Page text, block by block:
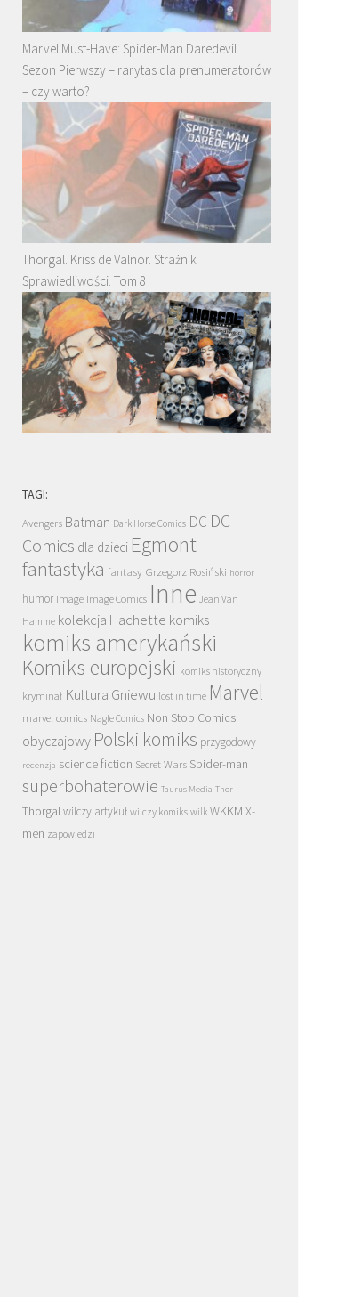
Marvel Must-Have: Spider-Man Daredevil.
Sezon Pierwszy – rarytas dla prenumeratorów
– czy warto?
Thorgal. Kriss de Valnor. Strażnik
Sprawiedliwości. Tom 8
TAGI:
Avengers Batman Dark Horse Comics DC DC
Comics dla dzieci Egmont
fantastyka fantasy Grzegorz Rosiński horror
humor Image Image Comics Inne Jean Van
Hamme kolekcja Hachette komiks
komiks amerykański
Komiks europejski komiks historyczny
kryminał Kultura Gniewu lost in time Marvel
marvel comics Nagle Comics Non Stop Comics
obyczajowy Polski komiks przygodowy
recenzja science fiction Secret Wars Spider-man
superbohaterowie Taurus Media Thor
Thorgalwilczy artykuł wilczy komiks wilk WKKM X-
men zapowiedzi